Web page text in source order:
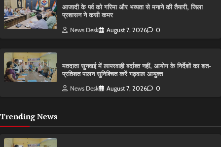
आजादी के पर्व को गरिमा और भव्यता से मनाने की तैयारी, जिला
प्रशासन ने कसी कमर
News Desk August 7, 2026 0
मतदाता सुनवाई में लापरवाही बर्दाश्त नहीं, आयोग के निर्देशों का शत-
प्रतिशत पालन सुनिश्चित करें गढ़वाल आयुक्त
News Desk August 7, 2026 0
Trending News